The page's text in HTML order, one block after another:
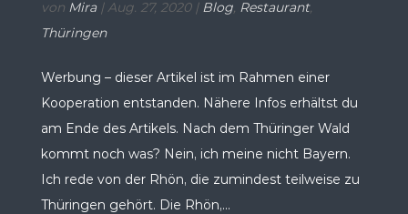
von Mira| Aug. 27, 2020| Blog, Restaurant,
Thüringen
Werbung – dieser Artikel ist im Rahmen einer
Kooperation entstanden. Nähere Infos erhältst du
am Ende des Artikels. Nach dem Thüringer Wald
kommt noch was? Nein, ich meine nicht Bayern.
Ich rede von der Rhön, die zumindest teilweise zu
Thüringen gehört. Die Rhön,...